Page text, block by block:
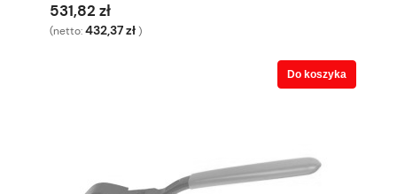
531,82 zł
(netto:432,37 zł )
Do koszyka